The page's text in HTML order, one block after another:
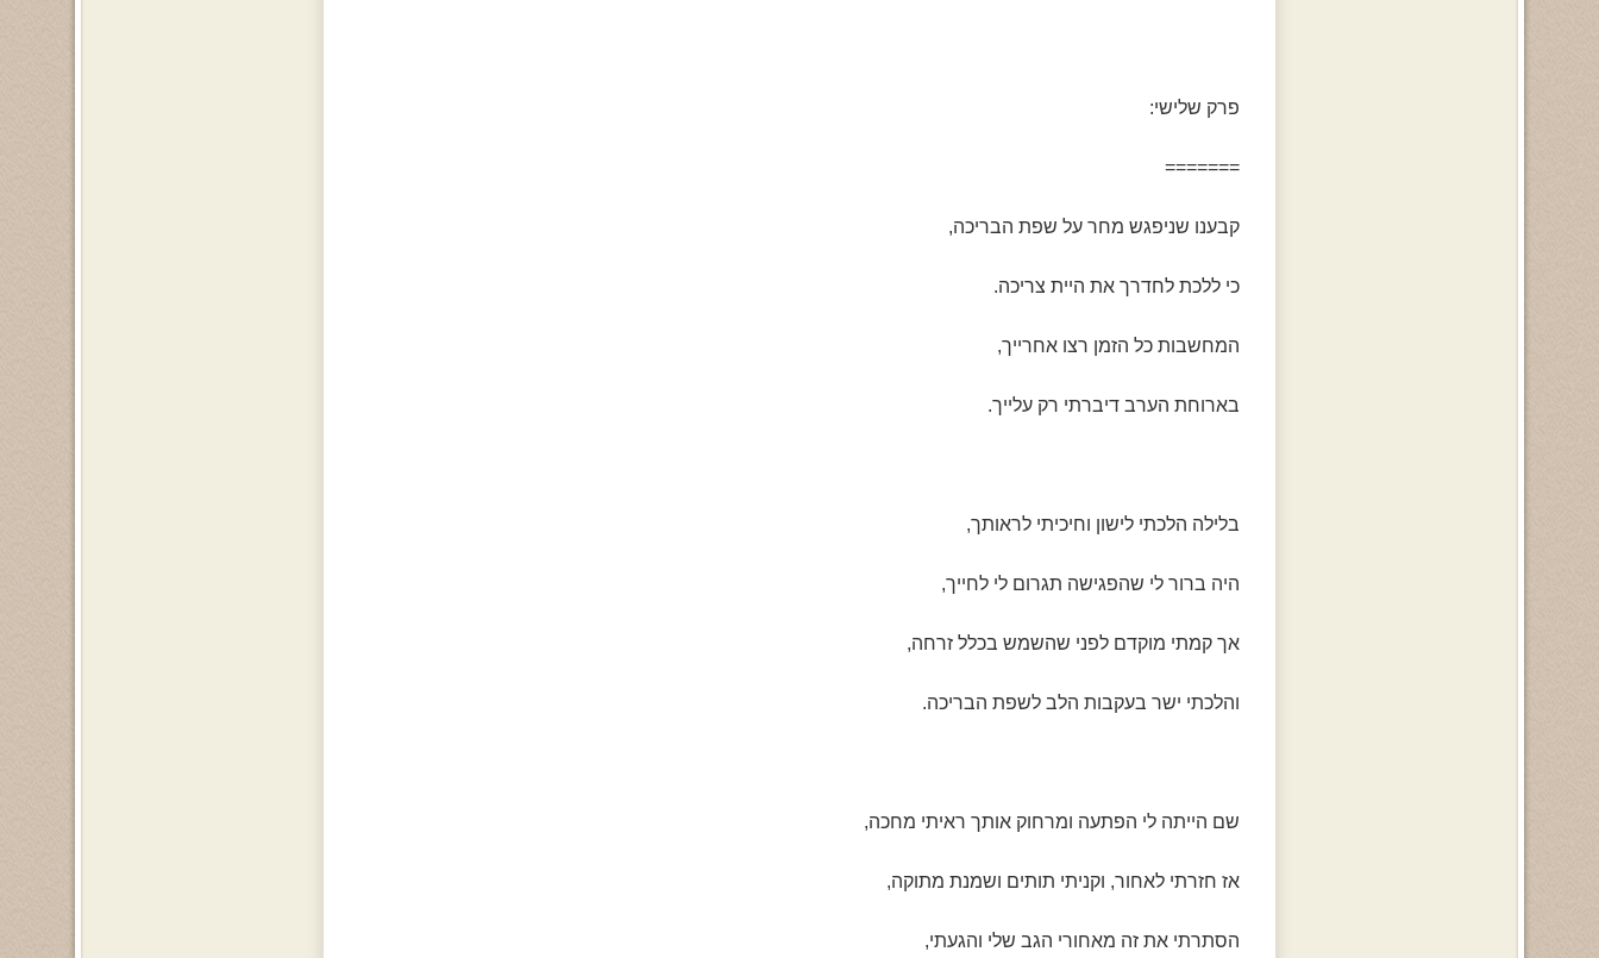
פרק שלישי:
=======
קבענו שניפגש מחר על שפת הבריכה,
כי ללכת לחדרך את היית צריכה.
המחשבות כל הזמן רצו אחרייך,
בארוחת הערב דיברתי רק עלייך.
בלילה הלכתי לישון וחיכיתי לראותך,
היה ברור לי שהפגישה תגרום לי לחייך,
אך קמתי מוקדם לפני שהשמש בכלל זרחה,
והלכתי ישר בעקבות הלב לשפת הבריכה.
שם הייתה לי הפתעה ומרחוק אותך ראיתי מחכה,
אז חזרתי לאחור, וקניתי תותים ושמנת מתוקה,
הסתרתי את זה מאחורי הגב שלי והגעתי,